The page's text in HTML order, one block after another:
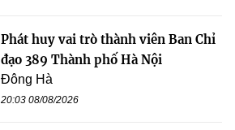
Phát huy vai trò thành viên Ban Chỉ
đạo 389 Thành phố Hà Nội
Đông Hà
20:03 08/08/2026